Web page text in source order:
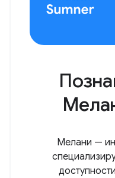
Мелани —